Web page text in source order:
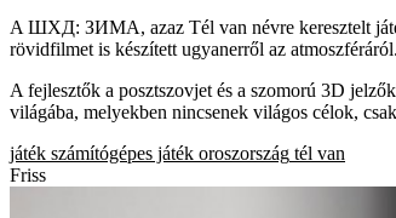
A ШХД: ЗИМА, azaz Tél van névre keresztelt
rövidfilmet is készített ugyanerről az atmoszféráról.
A fejlesztők a posztszovjet és a szomorú 3D
világába, melyekben nincsenek világos célok,
játék számítógépes játék oroszország tél van
Friss